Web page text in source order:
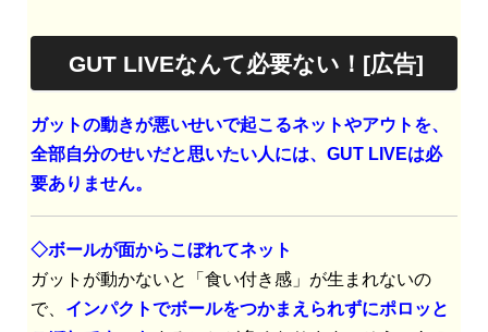
GUT LIVEなんて必要ない！[広告]
ガットの動きが悪いせいで起こるネットやアウトを、
全部自分のせいだと思いたい人には、GUT LIVEは必
要ありません。
◇ボールが面からこぼれてネット
ガットが動かないと「食い付き感」が生まれないの
で、 インパクトでボールをつかまえられずにポロッと